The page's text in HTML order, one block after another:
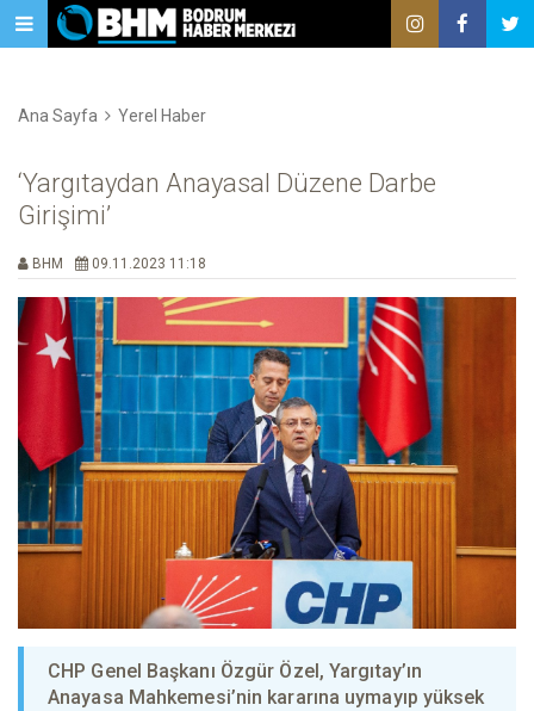
Ana Sayfa Yerel Haber
‘Yargıtaydan Anayasal Düzene Darbe
Girişimi’
BHM 09.11.2023 11:18
CHP Genel Başkanı Özgür Özel, Yargıtay’ın
Anayasa Mahkemesi’nin kararına uymayıp yüksek